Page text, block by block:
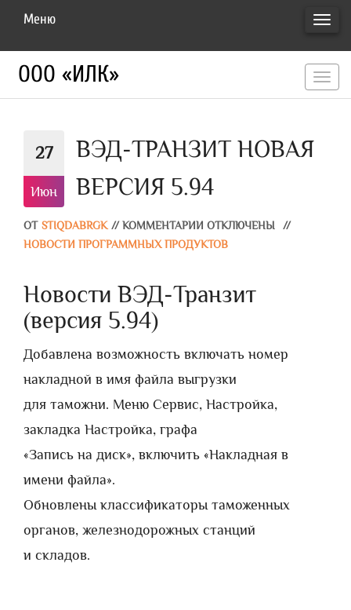
Меню
ООО «ИЛК»
27
Июн
ВЭД-ТРАНЗИТ НОВАЯ
ВЕРСИЯ 5.94
ОТ STIQDABRGK // КОММЕНТАРИИ ОТКЛЮЧЕНЫ
//
НОВОСТИ ПРОГРАММНЫХ ПРОДУКТОВ
Новости ВЭД-Транзит
(версия 5.94)
Добавлена возможность включать номер
накладной в имя файла выгрузки
для таможни. Меню Сервис, Настройка,
закладка Настройка, графа
«Запись на диск», включить «Накладная в
имени файла».
Обновлены классификаторы таможенных
органов, железнодорожных станций
и складов.